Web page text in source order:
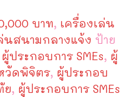
บาท, เครื่องเล่น
นสนามกลางแจ้ง ป้าย
ผู้ประกอบการ SMEs, ผู้
วัดพิจิตร, ผู้ประกอบ
ย, ผู้ประกอบการ SMEs